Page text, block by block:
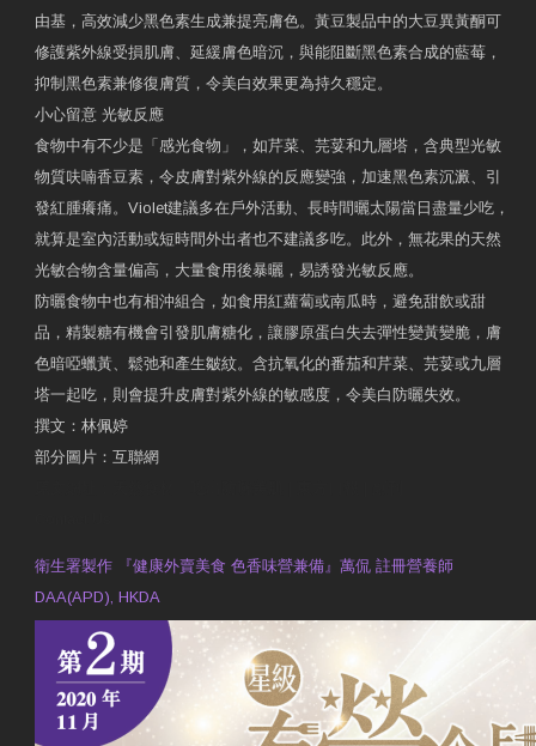
由基，高效減少黑色素生成兼提亮膚色。黃豆製品中的大豆異黃酮可
修護紫外線受損肌膚、延緩膚色暗沉，與能阻斷黑色素合成的藍莓，
抑制黑色素兼修復膚質，令美白效果更為持久穩定。
小心留意 光敏反應
食物中有不少是「感光食物」，如芹菜、芫荽和九層塔，含典型光敏
物質呋喃香豆素，令皮膚對紫外線的反應變強，加速黑色素沉澱、引
發紅腫癢痛。Violet建議多在戶外活動、長時間曬太陽當日盡量少吃，
就算是室內活動或短時間外出者也不建議多吃。此外，無花果的天然
光敏合物含量偏高，大量食用後暴曬，易誘發光敏反應。
防曬食物中也有相沖組合，如食用紅蘿蔔或南瓜時，避免甜飲或甜
品，精製糖有機會引發肌膚糖化，讓膠原蛋白失去彈性變黃變脆，膚
色暗啞蠟黃、鬆弛和產生皺紋。含抗氧化的番茄和芹菜、芫荽或九層
塔一起吃，則會提升皮膚對紫外線的敏感度，令美白防曬失效。
撰文：林佩婷
部分圖片：互聯網
衛生署製作 『健康外賣美食 色香味營兼備』萬侃 註冊營養師
DAA(APD), HKDA